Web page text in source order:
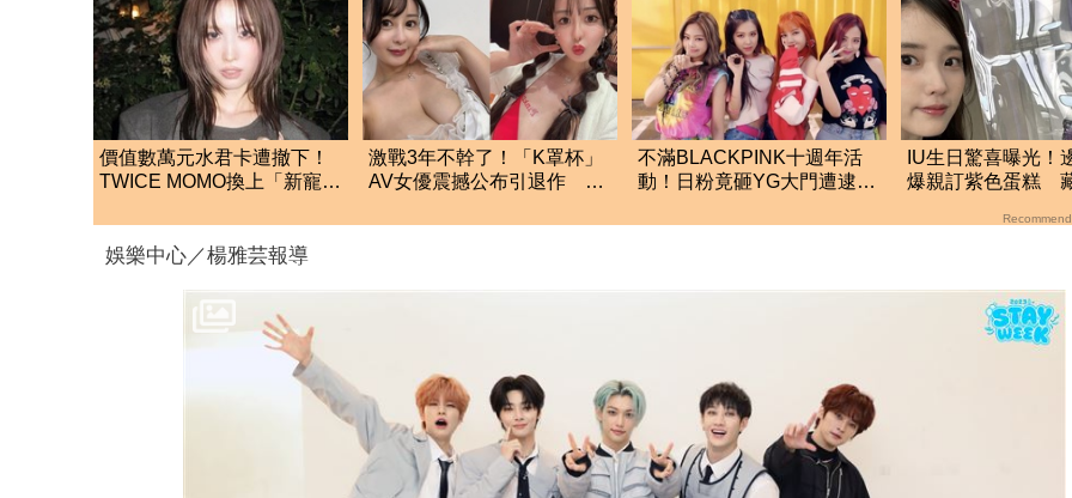
價值數萬元水君卡遭撤下！
TWICE MOMO換上「新寵」
激戰3年不幹了！「K罩杯」
AV女優震撼公布引退作 達
不滿BLACKPINK十週年活
動！日粉竟砸YG大門遭逮
IU生日驚喜曝光！
爆親訂紫色蛋糕
娛樂中心／楊雅芸報導